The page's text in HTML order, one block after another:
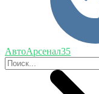
АвтоАрсенал35